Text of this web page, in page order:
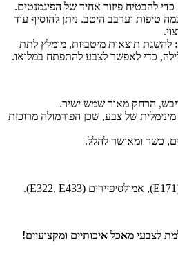
כדי להבטיח פיזור אחיד של הפיגמנטים.
טיפות וערבב היטב. ניתן להוסיף עוד
להשגת תוצאות מיטביות, מומלץ לתת
כדי לאפשר לצבע להתפתח במלואו.
הרחק מאור שמש ישיר.
של צבע, שכן הפורמולה מרוכזת
כשר ומאושר להלל.